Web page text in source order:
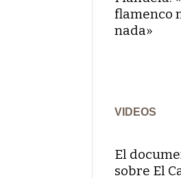
flamenco
nada»
VIDEOS
El
sobre El